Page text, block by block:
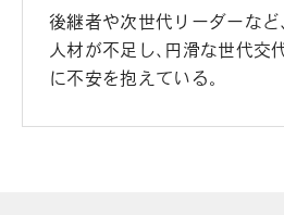
後継者や次世代リーダーなど
人材が不足し、円滑な世代交
に不安を抱えている。